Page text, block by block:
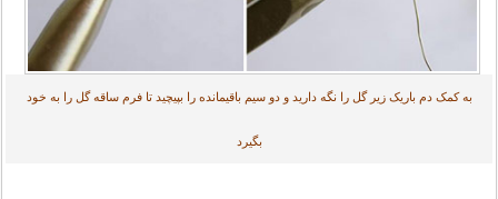
به کمک دم باریک زیر گل را نگه دارید و دو سیم باقیمانده را بپیچید تا فرم ساقه گل را به خود
بگیرد